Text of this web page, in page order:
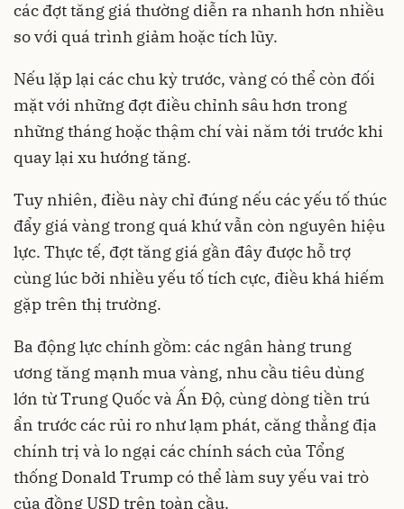
các đợt tăng giá thường diễn ra nhanh hơn nhiều
so với quá trình giảm hoặc tích lũy.
Nếu lặp lại các chu kỳ trước, vàng có thể còn đối
mặt với những đợt điều chỉnh sâu hơn trong
những tháng hoặc thậm chí vài năm tới trước khi
quay lại xu hướng tăng.
Tuy nhiên, điều này chỉ đúng nếu các yếu tố thúc
đẩy giá vàng trong quá khứ vẫn còn nguyên hiệu
lực. Thực tế, đợt tăng giá gần đây được hỗ trợ
cùng lúc bởi nhiều yếu tố tích cực, điều khá hiếm
gặp trên thị trường.
Ba động lực chính gồm: các ngân hàng trung
ương tăng mạnh mua vàng, nhu cầu tiêu dùng
lớn từ Trung Quốc và Ấn Độ, cùng dòng tiền trú
ẩn trước các rủi ro như lạm phát, căng thẳng địa
chính trị và lo ngại các chính sách của Tổng
thống Donald Trump có thể làm suy yếu vai trò
của đồng USD trên toàn cầu.